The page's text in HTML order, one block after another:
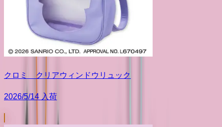
クロミ クリアウィンドウリュック
2026/5/14 入荷